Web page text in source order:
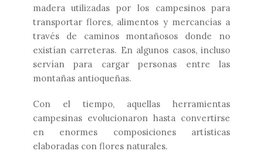
madera utilizadas por los campesinos para
transportar flores, alimentos y mercancías a
través de caminos montañosos donde no
existían carreteras. En algunos casos, incluso
servían para cargar personas entre las
montañas antioqueñas.
Con el tiempo, aquellas herramientas
campesinas evolucionaron hasta convertirse
en enormes composiciones artísticas
elaboradas con flores naturales.